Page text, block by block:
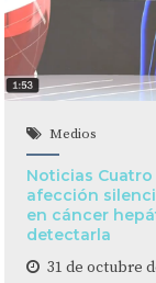
Medios
Noticias Cuatro
afección
en cáncer
detectarla
31 de octubre